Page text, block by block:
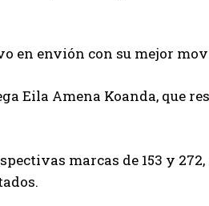
en envión con su mejor
Eila Amena Koanda, que
marcas de 153 y